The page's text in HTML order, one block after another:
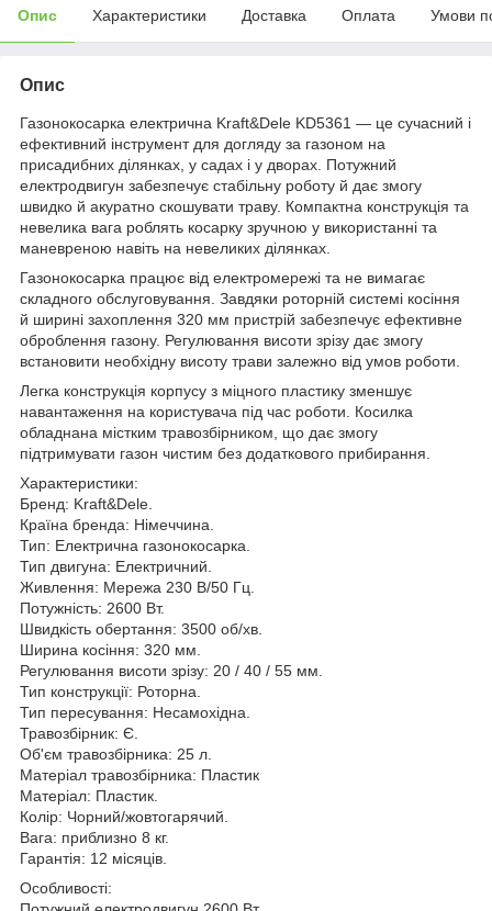
Опис Характеристики Доставка Оплата Умови
Опис
Газонокосарка електрична Kraft&Dele KD5361 — це сучасний і
ефективний інструмент для догляду за газоном на
присадибних ділянках, у садах і у дворах. Потужний
електродвигун забезпечує стабільну роботу й дає змогу
швидко й акуратно скошувати траву. Компактна конструкція та
невелика вага роблять косарку зручною у використанні та
маневреною навіть на невеликих ділянках.
Газонокосарка працює від електромережі та не вимагає
складного обслуговування. Завдяки роторній системі косіння
й ширині захоплення 320 мм пристрій забезпечує ефективне
оброблення газону. Регулювання висоти зрізу дає змогу
встановити необхідну висоту трави залежно від умов роботи.
Легка конструкція корпусу з міцного пластику зменшує
навантаження на користувача під час роботи. Косилка
обладнана містким травозбірником, що дає змогу
підтримувати газон чистим без додаткового прибирання.
Характеристики:
Бренд: Kraft&Dele.
Країна бренда: Німеччина.
Тип: Електрична газонокосарка.
Тип двигуна: Електричний.
Живлення: Мережа 230 В/50 Гц.
Потужність: 2600 Вт.
Швидкість обертання: 3500 об/хв.
Ширина косіння: 320 мм.
Регулювання висоти зрізу: 20 / 40 / 55 мм.
Тип конструкції: Роторна.
Тип пересування: Несамохідна.
Травозбірник: Є.
Об'єм травозбірника: 25 л.
Матеріал травозбірника: Пластик
Матеріал: Пластик.
Колір: Чорний/жовтогарячий.
Вага: приблизно 8 кг.
Гарантія: 12 місяців.
Особливості: